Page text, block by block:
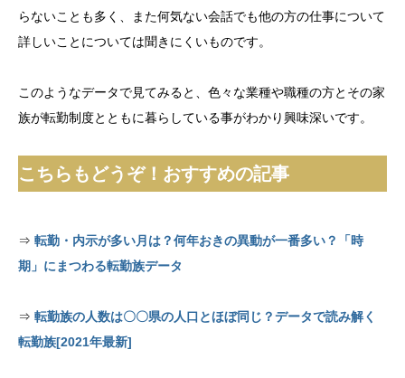
らないことも多く、また何気ない会話でも他の方の仕事について
詳しいことについては聞きにくいものです。
このようなデータで見てみると、色々な業種や職種の方とその家
族が転勤制度とともに暮らしている事がわかり興味深いです。
こちらもどうぞ！おすすめの記事
⇒ 転勤・内示が多い月は？何年おきの異動が一番多い？「時
期」にまつわる転勤族データ
⇒ 転勤族の人数は〇〇県の人口とほぼ同じ？データで読み解く
転勤族[2021年最新]